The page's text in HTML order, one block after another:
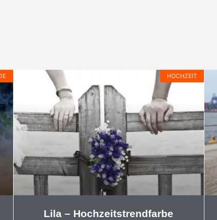
HOCHZEIT
Lila – Hochzeitstrendfarbe